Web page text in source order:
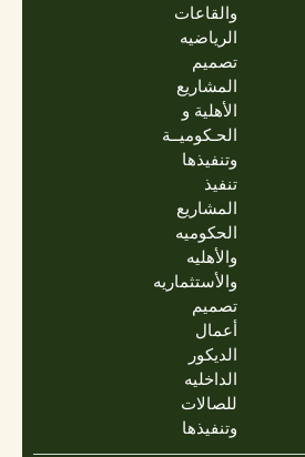
والقاعات
الرياضيه
تصميم
المشاريع
الأهلية و
الحـكوميــة
وتنفيذها
تنفيذ
المشاريع
الحكوميه
والأهليه
والأستثماريه
تصميم
أعمال
الديكور
الداخليه
للصالات
وتنفيذها